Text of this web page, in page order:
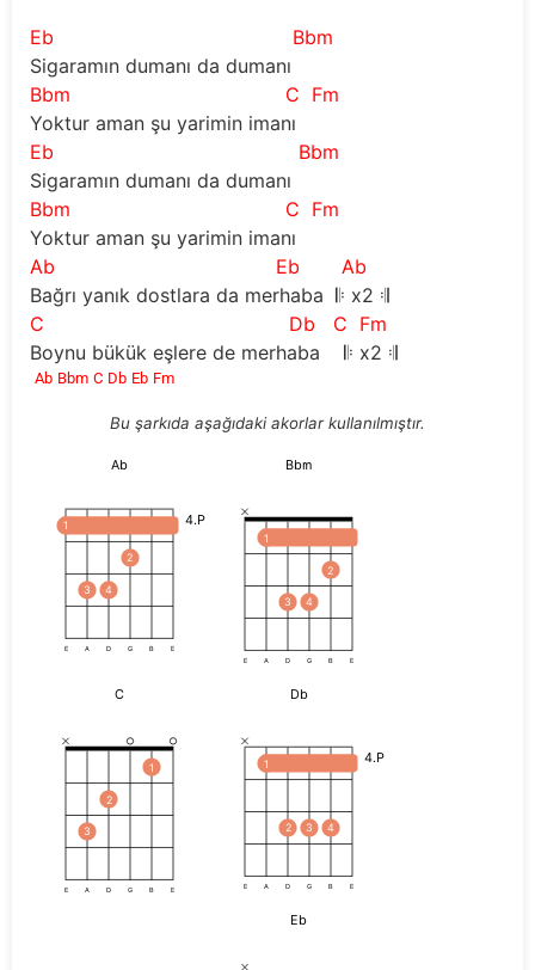
Eb
Bbm
Sigaramın dumanı da dumanı
Bbm
C Fm
Yoktur aman şu yarimin imanı
Eb
Bbm
Sigaramın dumanı da dumanı
Bbm
C Fm
Yoktur aman şu yarimin imanı
Ab
Eb
Ab
Bağrı yanık dostlara da merhaba 𝄆 x2 𝄇
C
Db C Fm
Boynu bükük eşlere de merhaba 𝄆 x2 𝄇
Ab Bbm C Db Eb Fm
Bu şarkıda aşağıdaki akorlar kullanılmıştır.
Ab
4.P
1
3 4
2
E A D G B E
Bbm
1
3 4
2
E A D G B E
C
3
2
1
E A D G B E
Db
4.P
1
2 3 4
E A D G B E
Eb